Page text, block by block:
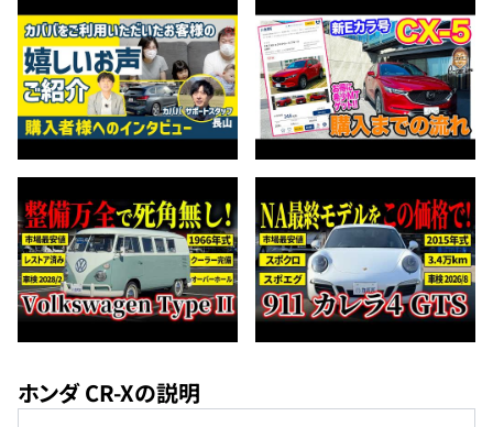
ホンダ CR-Xの説明